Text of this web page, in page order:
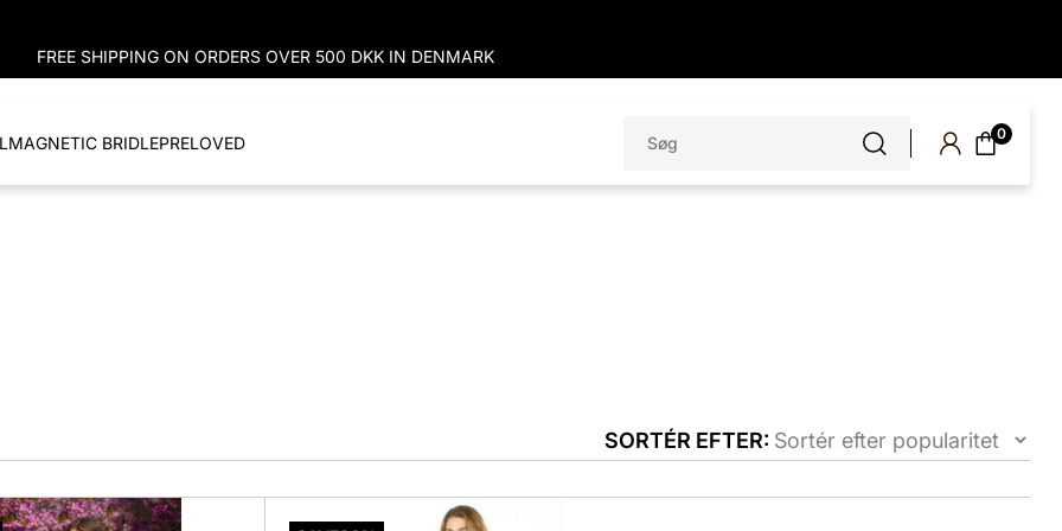
FREE SHIPPING ON ORDERS OVER 500 DKK IN DENMARK
MAGNETIC BRIDLEPRELOVED
efter:
0
SORTÉR EFTER: